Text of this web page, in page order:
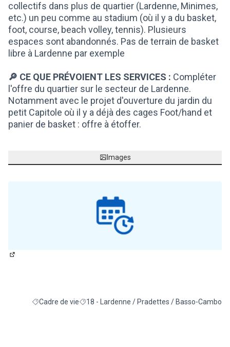
collectifs dans plus de quartier (Lardenne, Minimes,
etc.) un peu comme au stadium (où il y a du basket,
foot, course, beach volley, tennis). Plusieurs
espaces sont abandonnés. Pas de terrain de basket
libre à Lardenne par exemple
🔎 CE QUE PRÉVOIENT LES SERVICES : Compléter
l'offre du quartier sur le secteur de Lardenne.
Notamment avec le projet d'ouverture du jardin du
petit Capitole où il y a déjà des cages Foot/hand et
panier de basket : offre à étoffer.
Images
Filtrer les résultats de la catégorie : Cadre de vie
Cadre de vieFiltrer les résultats pour le secteur : 18 -
18 - Lardenne / Pradettes / Basso-Cambo